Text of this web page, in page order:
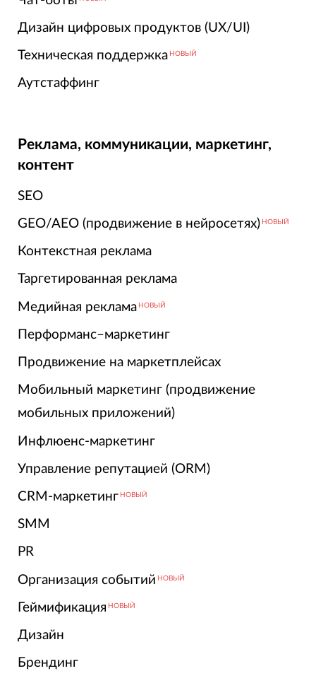
Дизайн цифровых продуктов (UX/UI)
Техническая поддержка НОВЫЙ
Аутстаффинг
Реклама, коммуникации, маркетинг,
контент
SEO
GEO/AEO (продвижение в нейросетях) НОВЫЙ
Контекстная реклама
Таргетированная реклама
Медийная реклама НОВЫЙ
Перформанс–маркетинг
Продвижение на маркетплейсах
Мобильный маркетинг (продвижение
мобильных приложений)
Инфлюенс-маркетинг
Управление репутацией (ORM)
CRM-маркетинг НОВЫЙ
SMM
PR
Организация событий НОВЫЙ
Геймификация НОВЫЙ
Дизайн
Брендинг